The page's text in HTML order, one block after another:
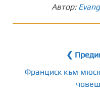
Автор:
❮
Франциск към